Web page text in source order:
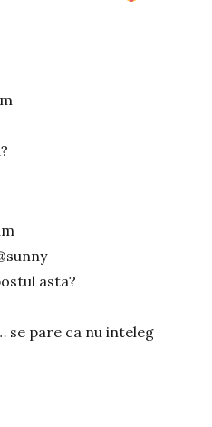
asta?
se pare ca nu inteleg